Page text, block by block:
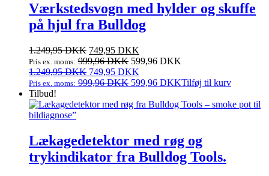
Værkstedsvogn med hylder og skuffe
på hjul fra Bulldog
1.249,95DKK Den
oprindelige
pris
var:
749,95 DKK
aktuelle
er:
Pris ex. moms: 999,96DKK 599,96 DKK
1.249,95DKK Den
oprindelige
var:
749,95 DKK
aktuelle
er:
Pris ex. moms: 999,96DKK 599,96 DKKTilføj til kurv
Tilbud!
Lækagedetektor med røg og
trykindikator fra Bulldog Tools.